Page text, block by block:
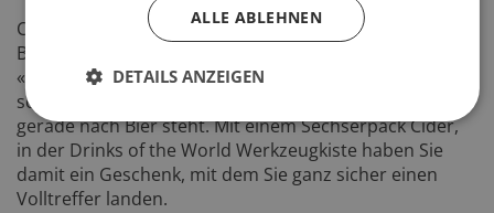
Cidres erfreuen sich einer immer grösseren
Beliebtheit. Erfrischend, spritzig und mit dem
«gewissen Schuss». Nicht nur für Sommertage,
sondern auch dann, wenn einem der Sinn mal nicht
gerade nach Bier steht. Mit einem Sechserpack Cider,
in der Drinks of the World Werkzeugkiste haben Sie
damit ein Geschenk, mit dem Sie ganz sicher einen
Volltreffer landen.
ALLE ABLEHNEN
DETAILS ANZEIGEN